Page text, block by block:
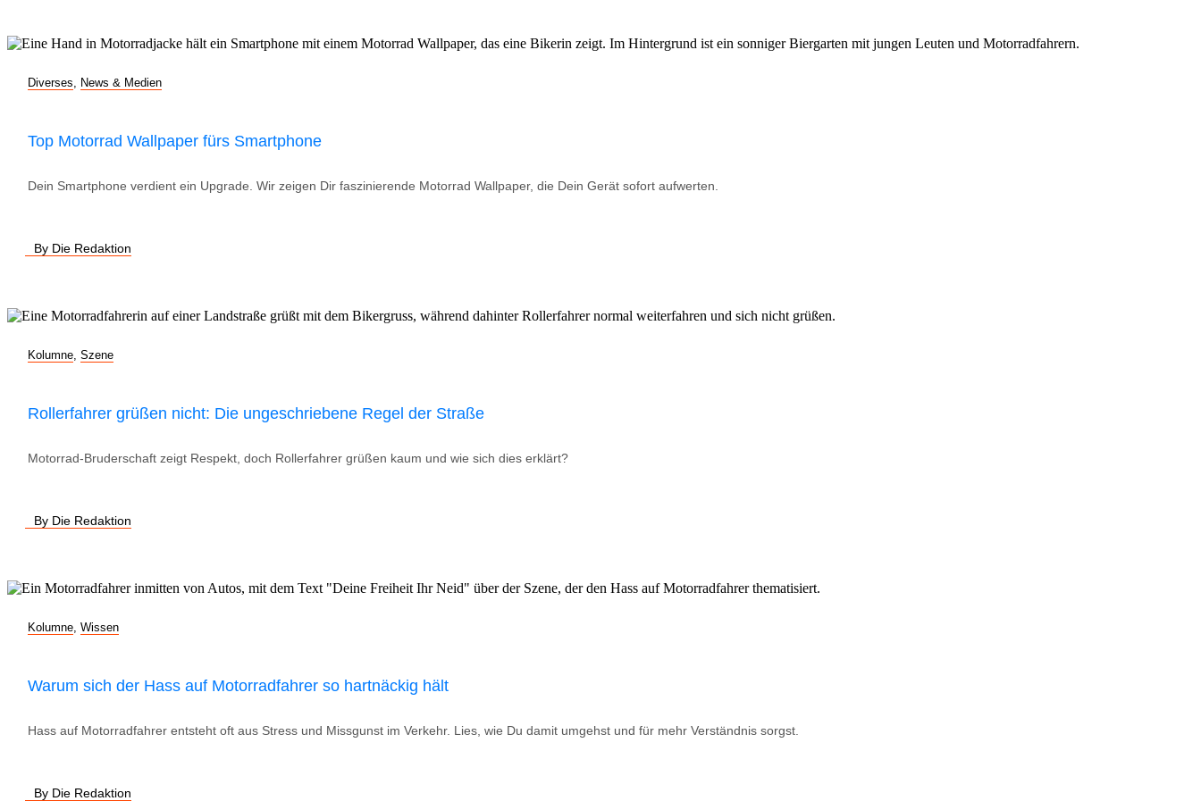
Diverses News & Medien
Top Motorrad Wallpaper fürs Smartphone
Dein Smartphone verdient ein Upgrade. Wir zeigen Dir faszinierende Motorrad Wallpaper, die Dein Gerät sofort aufwerten.
By Die Redaktion
Kolumne Szene
Rollerfahrer grüßen nicht: Die ungeschriebene Regel der Straße
Motorrad-Bruderschaft zeigt Respekt, doch Rollerfahrer grüßen kaum und wie sich dies erklärt?
By Die Redaktion
Kolumne Wissen
Warum sich der Hass auf Motorradfahrer so hartnäckig hält
Hass auf Motorradfahrer entsteht oft aus Stress und Missgunst im Verkehr. Lies, wie Du damit umgehst und für mehr Verständnis sorgst.
By Die Redaktion